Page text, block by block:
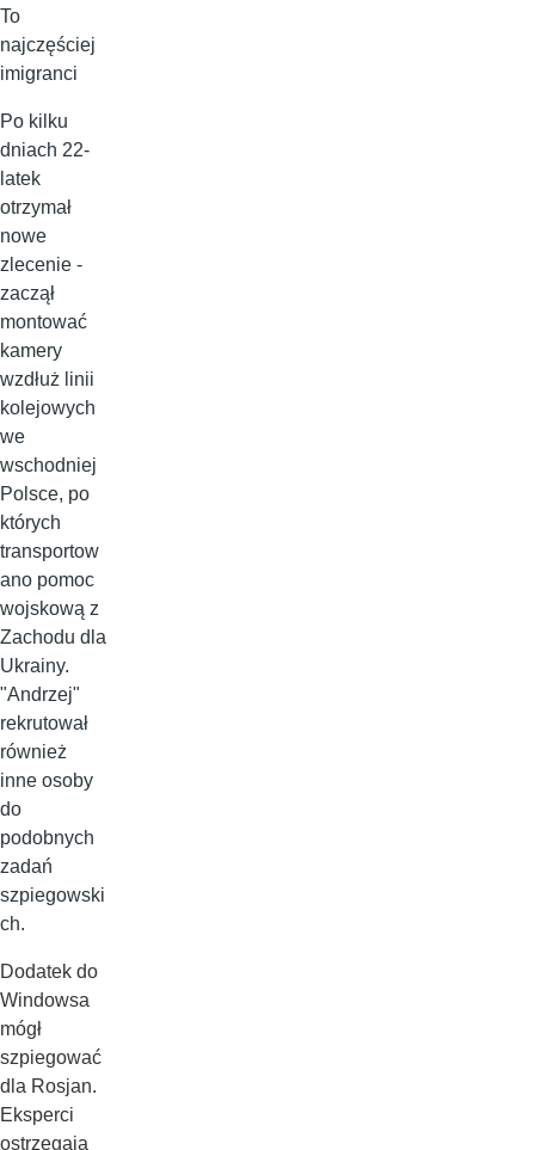
To
najczęściej
imigranci
Po kilku
dniach 22-
latek
otrzymał
nowe
zlecenie -
zaczął
montować
kamery
wzdłuż linii
kolejowych
we
wschodniej
Polsce, po
których
transportow
ano pomoc
wojskową z
Zachodu dla
Ukrainy.
"Andrzej"
rekrutował
również
inne osoby
do
podobnych
zadań
szpiegowski
ch.
Dodatek do
Windowsa
mógł
szpiegować
dla Rosjan.
Eksperci
ostrzegają